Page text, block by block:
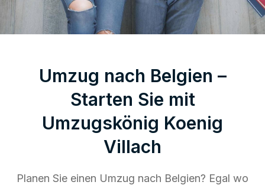
Umzug nach Belgien –
Starten Sie mit
Umzugskönig Koenig
Villach
Planen Sie einen Umzug nach Belgien? Egal wo